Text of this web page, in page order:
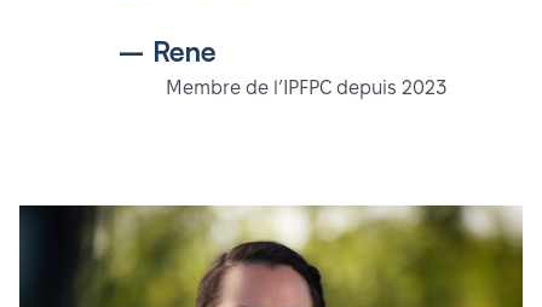
– Rene
Membre de l’IPFPC depuis 2023